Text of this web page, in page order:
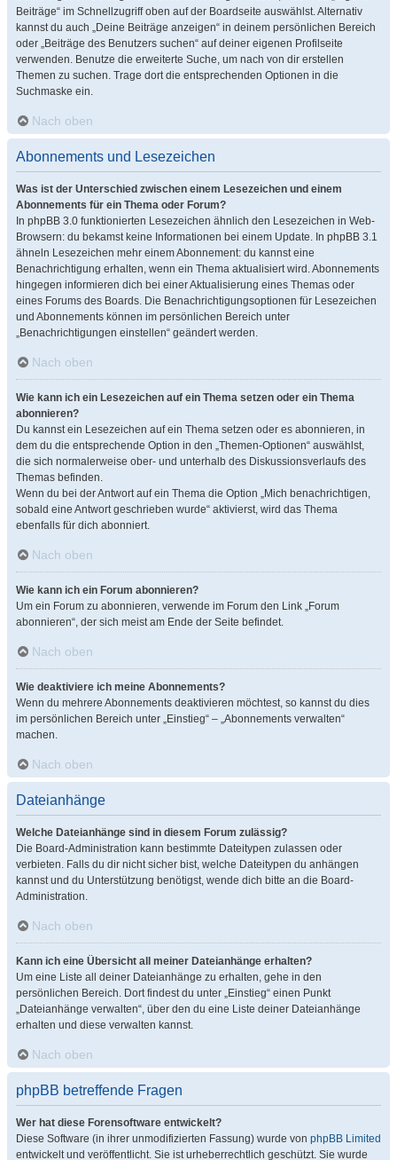
Beiträge“ im Schnellzugriff oben auf der Boardseite auswählst. Alternativ
kannst du auch „Deine Beiträge anzeigen“ in deinem persönlichen Bereich
oder „Beiträge des Benutzers suchen“ auf deiner eigenen Profilseite
verwenden. Benutze die erweiterte Suche, um nach von dir erstellen
Themen zu suchen. Trage dort die entsprechenden Optionen in die
Suchmaske ein.
Nach oben
Abonnements und Lesezeichen
Was ist der Unterschied zwischen einem Lesezeichen und einem
Abonnements für ein Thema oder Forum?
In phpBB 3.0 funktionierten Lesezeichen ähnlich den Lesezeichen in Web-
Browsern: du bekamst keine Informationen bei einem Update. In phpBB 3.1
ähneln Lesezeichen mehr einem Abonnement: du kannst eine
Benachrichtigung erhalten, wenn ein Thema aktualisiert wird. Abonnements
hingegen informieren dich bei einer Aktualisierung eines Themas oder
eines Forums des Boards. Die Benachrichtigungsoptionen für Lesezeichen
und Abonnements können im persönlichen Bereich unter
„Benachrichtigungen einstellen“ geändert werden.
Nach oben
Wie kann ich ein Lesezeichen auf ein Thema setzen oder ein Thema
abonnieren?
Du kannst ein Lesezeichen auf ein Thema setzen oder es abonnieren, in
dem du die entsprechende Option in den „Themen-Optionen“ auswählst,
die sich normalerweise ober- und unterhalb des Diskussionsverlaufs des
Themas befinden.
Wenn du bei der Antwort auf ein Thema die Option „Mich benachrichtigen,
sobald eine Antwort geschrieben wurde“ aktivierst, wird das Thema
ebenfalls für dich abonniert.
Nach oben
Wie kann ich ein Forum abonnieren?
Um ein Forum zu abonnieren, verwende im Forum den Link „Forum
abonnieren“, der sich meist am Ende der Seite befindet.
Nach oben
Wie deaktiviere ich meine Abonnements?
Wenn du mehrere Abonnements deaktivieren möchtest, so kannst du dies
im persönlichen Bereich unter „Einstieg“ – „Abonnements verwalten“
machen.
Nach oben
Dateianhänge
Welche Dateianhänge sind in diesem Forum zulässig?
Die Board-Administration kann bestimmte Dateitypen zulassen oder
verbieten. Falls du dir nicht sicher bist, welche Dateitypen du anhängen
kannst und du Unterstützung benötigst, wende dich bitte an die Board-
Administration.
Nach oben
Kann ich eine Übersicht all meiner Dateianhänge erhalten?
Um eine Liste all deiner Dateianhänge zu erhalten, gehe in den
persönlichen Bereich. Dort findest du unter „Einstieg“ einen Punkt
„Dateianhänge verwalten“, über den du eine Liste deiner Dateianhänge
erhalten und diese verwalten kannst.
Nach oben
phpBB betreffende Fragen
Wer hat diese Forensoftware entwickelt?
Diese Software (in ihrer unmodifizierten Fassung) wurde von phpBB Limited
entwickelt und veröffentlicht. Sie ist urheberrechtlich geschützt. Sie wurde